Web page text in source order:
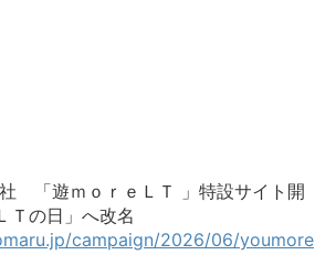
「遊ｍｏｒｅＬＴ 」特設サイト開
Ｔの日」へ改名
campaign/2026/06/youmore